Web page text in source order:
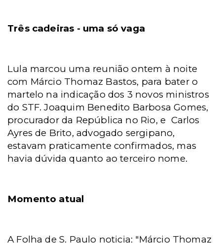
Três cadeiras - uma só vaga
Lula marcou uma reunião ontem à noite
com Márcio Thomaz Bastos, para bater o
martelo na indicação dos 3 novos ministros
do STF. Joaquim Benedito Barbosa Gomes,
procurador da República no Rio, e Carlos
Ayres de Brito, advogado sergipano,
estavam praticamente confirmados, mas
havia dúvida quanto ao terceiro nome.
Momento atual
A Folha de S. Paulo noticia: "Márcio Thomaz